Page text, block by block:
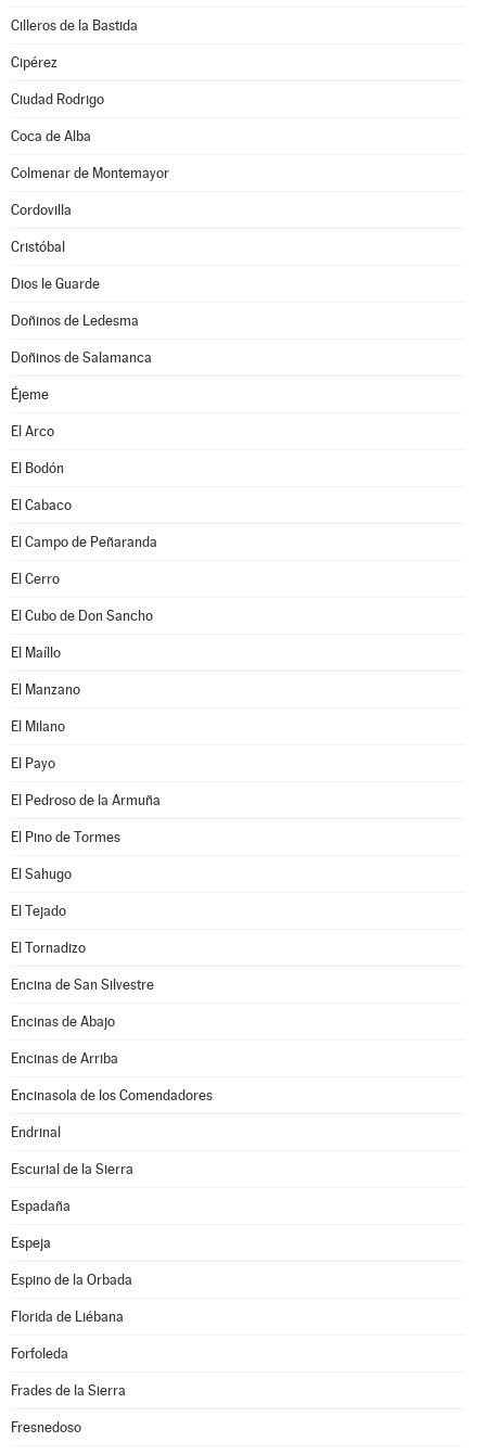
Cilleros de la Bastida
Cipérez
Ciudad Rodrigo
Coca de Alba
Colmenar de Montemayor
Cordovilla
Cristóbal
Dios le Guarde
Doñinos de Ledesma
Doñinos de Salamanca
Éjeme
El Arco
El Bodón
El Cabaco
El Campo de Peñaranda
El Cerro
El Cubo de Don Sancho
El Maíllo
El Manzano
El Milano
El Payo
El Pedroso de la Armuña
El Pino de Tormes
El Sahugo
El Tejado
El Tornadizo
Encina de San Silvestre
Encinas de Abajo
Encinas de Arriba
Encinasola de los Comendadores
Endrinal
Escurial de la Sierra
Espadaña
Espeja
Espino de la Orbada
Florida de Liébana
Forfoleda
Frades de la Sierra
Fresnedoso